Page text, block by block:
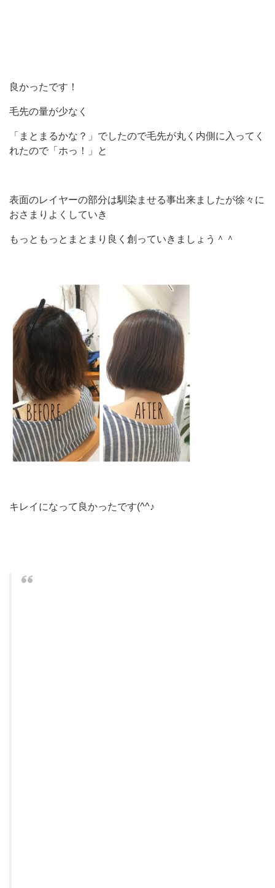
良かったです！
毛先の量が少なく
「まとまるかな？」でしたので毛先が丸く内側に入ってく
れたので「ホっ！」と
表面のレイヤーの部分は馴染ませる事出来ましたが徐々に
おさまりよくしていき
もっともっとまとまり良く創っていきましょう＾＾
キレイになって良かったです(^^♪